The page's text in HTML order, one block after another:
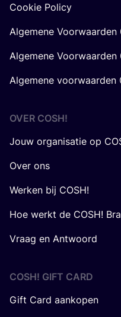
Cookie Policy
Algemene Voorwaarden
Algemene Voorwaarden
Algemene voorwaarden
OVER COSH!
Jouw organisatie op
Over ons
Werken bij COSH!
Hoe werkt de COSH!
Vraag en Antwoord
COSH! GIFT CARD
Gift Card aankopen